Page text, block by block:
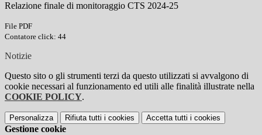
Relazione finale di monitoraggio CTS 2024-25
File PDF
Contatore click: 44
Notizie
Questo sito o gli strumenti terzi da questo utilizzati si avvalgono di
cookie necessari al funzionamento ed utili alle finalità illustrate nella
COOKIE POLICY.
Personalizza Rifiuta tutti i cookies Accetta tutti i cookies
Gestione cookie